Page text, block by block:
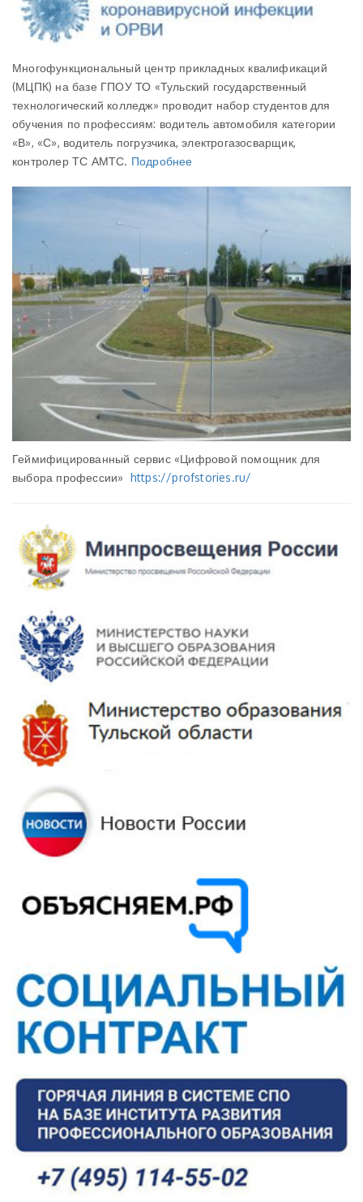
Многофункциональный центр прикладных квалификаций
(МЦПК) на базе ГПОУ ТО «Тульский государственный
технологический колледж» проводит набор студентов для
обучения по профессиям: водитель автомобиля категории
«В», «С», водитель погрузчика, электрогазосварщик,
контролер ТС АМТС. Подробнее
Геймифицированный сервис «Цифровой помощник для
выбора профессии» https://profstories.ru/